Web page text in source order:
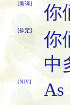
[新译] 你
[钦定]
你
中
[NIV]
As